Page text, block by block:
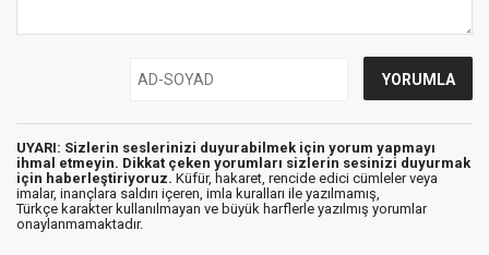
UYARI: Sizlerin seslerinizi duyurabilmek için yorum yapmayı
ihmal etmeyin. Dikkat çeken yorumları sizlerin sesinizi duyurmak
için haberleştiriyoruz. Küfür, hakaret, rencide edici cümleler veya
imalar, inançlara saldırı içeren, imla kuralları ile yazılmamış,
Türkçe karakter kullanılmayan ve büyük harflerle yazılmış yorumlar
onaylanmamaktadır.